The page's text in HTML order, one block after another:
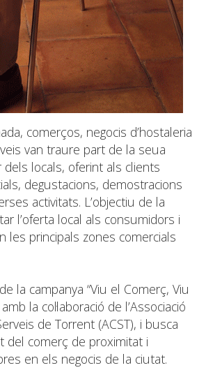
comerços, negocis d’hostaleria
van traure part de la seua
dels locals, oferint als clients
degustacions, demostracions
activitats. L’objectiu de la
l’oferta local als consumidors i
les principals zones comercials
la campanya “Viu el Comerç, Viu
la col·laboració de l’Associació
de Torrent (ACST), i busca
del comerç de proximitat i
en els negocis de la ciutat.